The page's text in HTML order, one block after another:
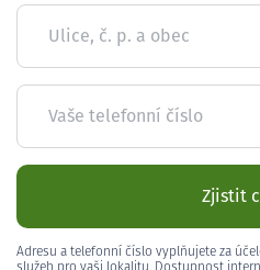
Ulice, č. p. a obec
Vaše telefonní číslo
Zjistit
Adresu a telefonní číslo vyplňujete za
služeb pro vaši lokalitu. Dostupnost